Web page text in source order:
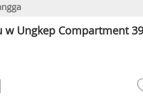
w Ungkep Compartment